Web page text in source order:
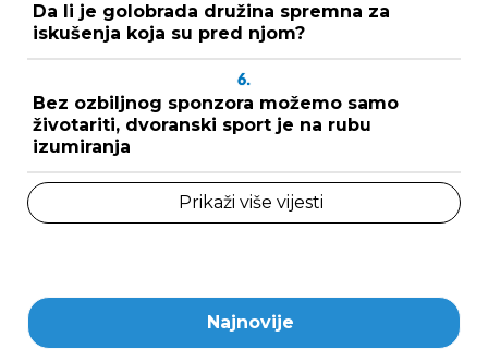
Da li je golobrada družina spremna za
iskušenja koja su pred njom?
6.
Bez ozbiljnog sponzora možemo samo
životariti, dvoranski sport je na rubu
izumiranja
Prikaži više vijesti
Najnovije